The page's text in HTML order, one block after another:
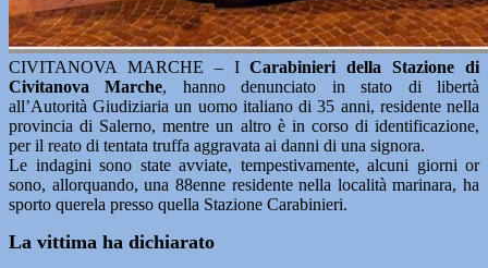
CIVITANOVA MARCHE – ICarabinieri della Stazione di
Civitanova Marche, hanno denunciato in stato di libertà
all’Autorità Giudiziaria un uomo italiano di 35 anni, residente nella
provincia di Salerno, mentre un altro è in corso di identificazione,
per il reato di tentata truffa aggravata ai danni di una signora.
Le indagini sono state avviate, tempestivamente, alcuni giorni or
sono, allorquando, una 88enne residente nella località marinara, ha
sporto querela presso quella Stazione Carabinieri.
La vittima ha dichiarato